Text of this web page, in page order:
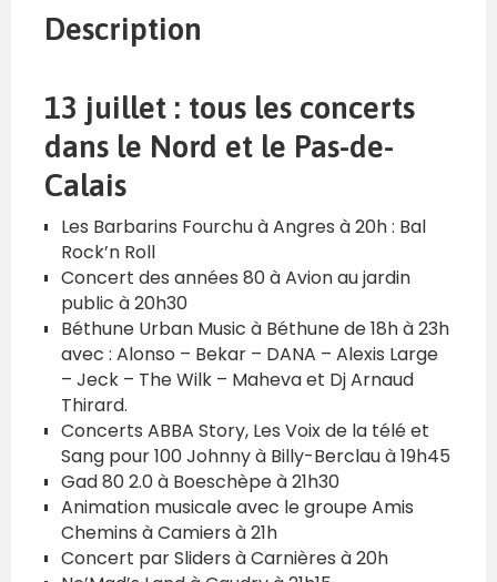
Description
13 juillet : tous les concerts
dans le Nord et le Pas-de-
Calais
Les Barbarins Fourchu à Angres à 20h : Bal
Rock’n Roll
Concert des années 80 à Avion au jardin
public à 20h30
Béthune Urban Music à Béthune de 18h à 23h
avec : Alonso – Bekar – DANA – Alexis Large
– Jeck – The Wilk – Maheva et Dj Arnaud
Thirard.
Concerts ABBA Story, Les Voix de la télé et
Sang pour 100 Johnny à Billy-Berclau à 19h45
Gad 80 2.0 à Boeschèpe à 21h30
Animation musicale avec le groupe Amis
Chemins à Camiers à 21h
Concert par Sliders à Carnières à 20h